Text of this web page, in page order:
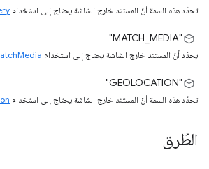
تحدّد هذه السمة أنّ المستند خارج الشاشة يحتاج إلى استخدام
‫"MATCH_MEDIA"
يحدّد أنّ المستند خارج الشاشة يحتاج إلى استخدام
"GEOLOCATION"
تحدّد هذه السمة أنّ المستند خارج الشاشة يحتاج إلى استخدام
الطُرق